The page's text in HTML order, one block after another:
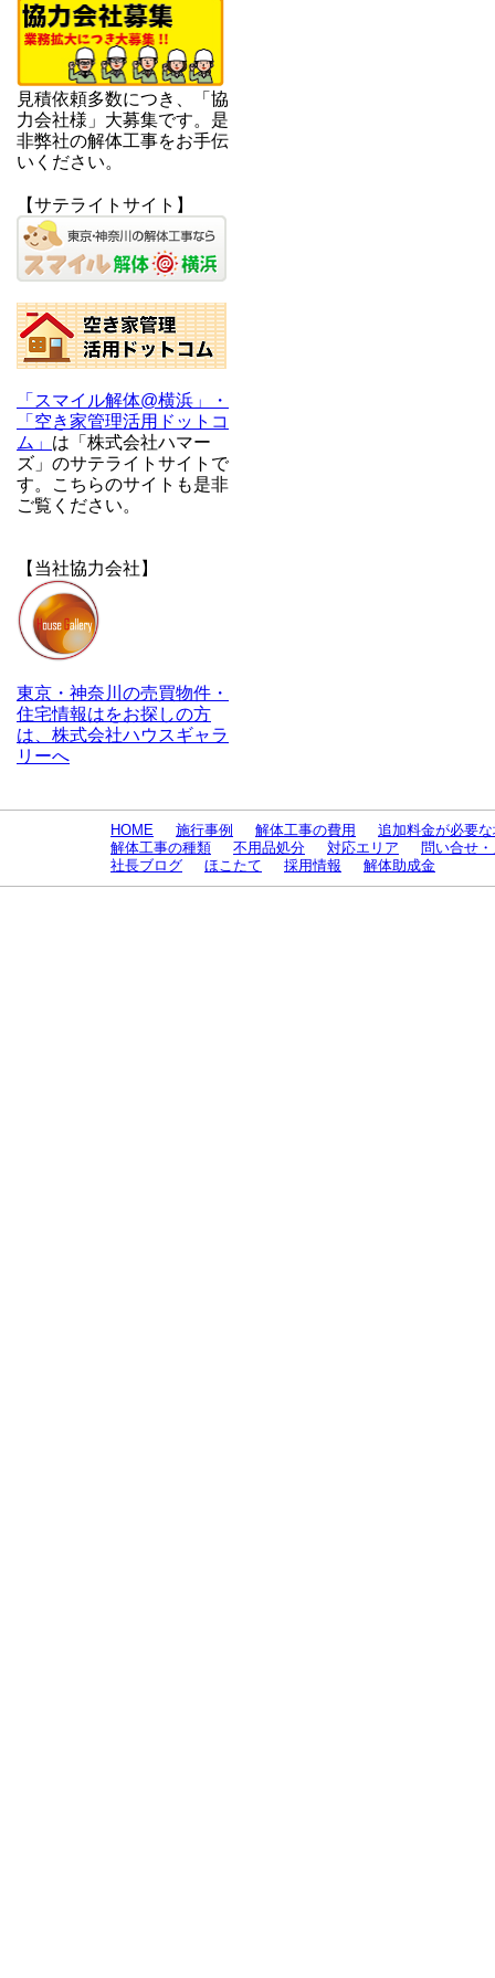
見積依頼多数につき、「協
力会社様」大募集です。是
非弊社の解体工事をお手伝
いください。
【サテライトサイト】
「スマイル解体@横浜」・
「空き家管理活用ドットコ
ム」 は「株式会社ハマー
ズ」のサテライトサイトで
す。こちらのサイトも是非
ご覧ください。
【当社協力会社】
東京・神奈川の売買物件・
住宅情報はをお探しの方
は、株式会社ハウスギャラ
リーへ
HOME 施行事例 解体工事の費用
追加料金が必要
解体工事の種類
不用品処分 対応エリア
問い合せ
社長ブログ
ほこたて 採用情報 解体助成金